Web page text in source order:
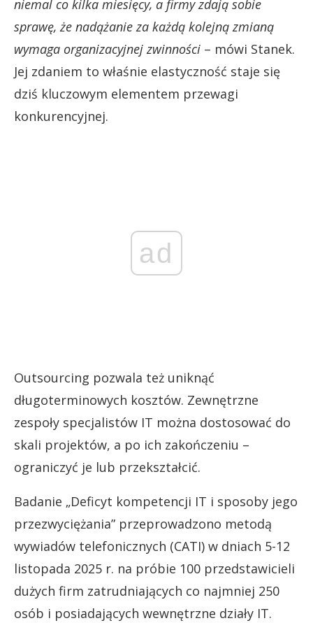
niemal co kilka miesięcy, a firmy zdają sobie
sprawę, że nadążanie za każdą kolejną zmianą
wymaga organizacyjnej zwinności – mówi Stanek.
Jej zdaniem to właśnie elastyczność staje się
dziś kluczowym elementem przewagi
konkurencyjnej.
ad
Outsourcing pozwala też uniknąć
długoterminowych kosztów. Zewnętrzne
zespoły specjalistów IT można dostosować do
skali projektów, a po ich zakończeniu –
ograniczyć je lub przekształcić.
Badanie „Deficyt kompetencji IT i sposoby jego
przezwyciężania” przeprowadzono metodą
wywiadów telefonicznych (CATI) w dniach 5-12
listopada 2025 r. na próbie 100 przedstawicieli
dużych firm zatrudniających co najmniej 250
osób i posiadających wewnętrzne działy IT.